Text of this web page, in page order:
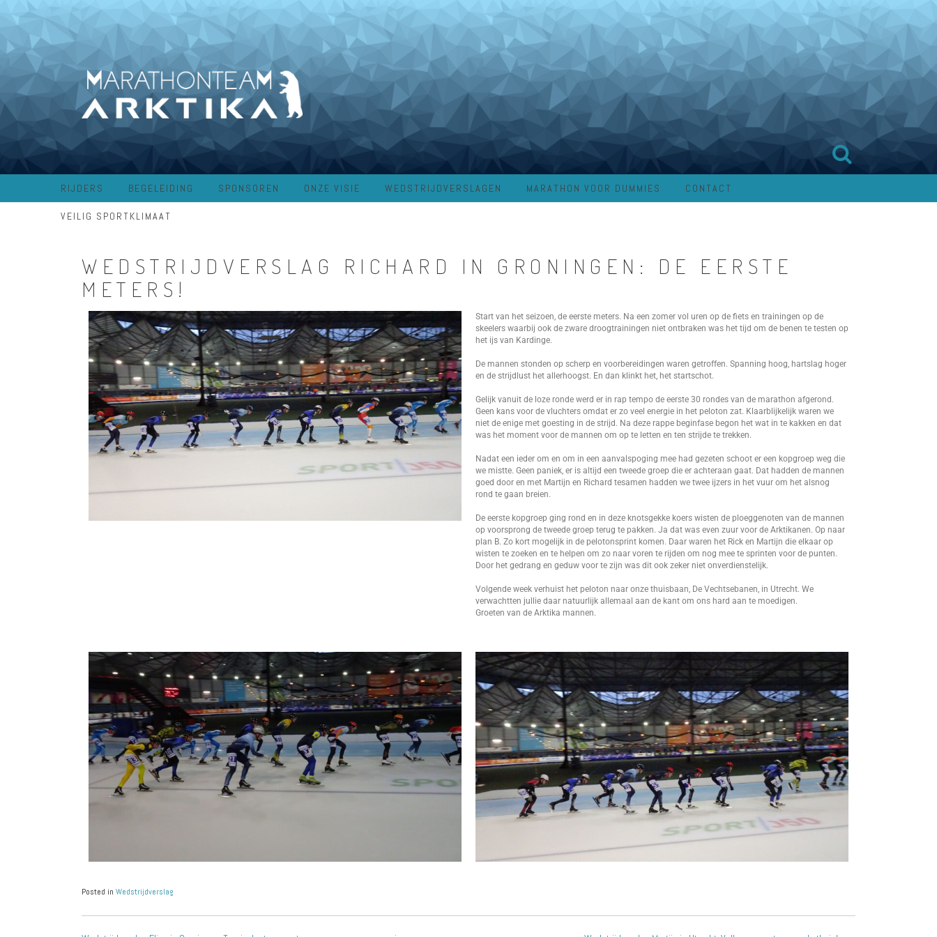
RIJDERS BEGELEIDING SPONSOREN ONZE VISIE WEDSTRIJDVERSLAGEN MARATHON VOOR DUMMIES CONTACT
VEILIG SPORTKLIMAAT
WEDSTRIJDVERSLAG RICHARD IN GRONINGEN: DE EERSTE
METERS!
Start van het seizoen, de eerste meters. Na een zomer vol uren op de fiets en trainingen op de
skeelers waarbij ook de zware droogtrainingen niet ontbraken was het tijd om de benen te testen op
het ijs van Kardinge.
De mannen stonden op scherp en voorbereidingen waren getroffen. Spanning hoog, hartslag hoger
en de strijdlust het allerhoogst. En dan klinkt het, het startschot.
Gelijk vanuit de loze ronde werd er in rap tempo de eerste 30 rondes van de marathon afgerond.
Geen kans voor de vluchters omdat er zo veel energie in het peloton zat. Klaarblijkelijk waren we
niet de enige met goesting in de strijd. Na deze rappe beginfase begon het wat in te kakken en dat
was het moment voor de mannen om op te letten en ten strijde te trekken.
Nadat een ieder om en om in een aanvalspoging mee had gezeten schoot er een kopgroep weg die
we mistte. Geen paniek, er is altijd een tweede groep die er achteraan gaat. Dat hadden de mannen
goed door en met Martijn en Richard tesamen hadden we twee ijzers in het vuur om het alsnog
rond te gaan breien.
De eerste kopgroep ging rond en in deze knotsgekke koers wisten de ploeggenoten van de mannen
op voorsprong de tweede groep terug te pakken. Ja dat was even zuur voor de Arktikanen. Op naar
plan B. Zo kort mogelijk in de pelotonsprint komen. Daar waren het Rick en Martijn die elkaar op
wisten te zoeken en te helpen om zo naar voren te rijden om nog mee te sprinten voor de punten.
Door het gedrang en geduw voor te zijn was dit ook zeker niet onverdienstelijk.
Volgende week verhuist het peloton naar onze thuisbaan, De Vechtsebanen, in Utrecht. We
verwachtten jullie daar natuurlijk allemaal aan de kant om ons hard aan te moedigen.
Groeten van de Arktika mannen.
Posted in Wedstrijdverslag